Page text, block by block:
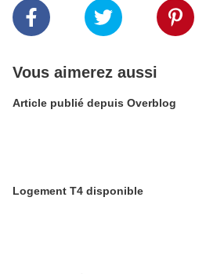
Vous aimerez aussi
Article publié depuis Overblog
Logement T4 disponible